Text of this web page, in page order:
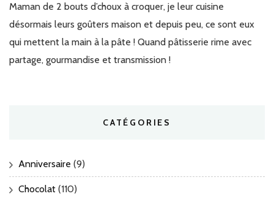
Maman de 2 bouts d’choux à croquer, je leur cuisine
désormais leurs goûters maison et depuis peu, ce sont eux
qui mettent la main à la pâte ! Quand pâtisserie rime avec
partage, gourmandise et transmission !
CATÉGORIES
Anniversaire (9)
Chocolat (110)